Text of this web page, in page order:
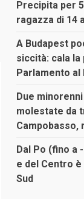
Precipita per
ragazza di 14
A Budapest
siccità: cala
Parlamento
Due
molestate da
Dal Po (fino a
e del Centro
Sud